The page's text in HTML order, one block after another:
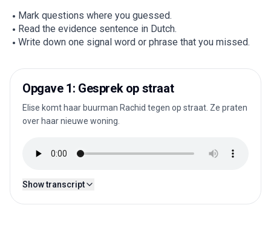
Mark questions where you guessed.
Read the evidence sentence in Dutch.
Write down one signal word or phrase that you missed.
Opgave 1: Gesprek op straat
Elise komt haar buurman Rachid tegen op straat. Ze praten
over haar nieuwe woning.
Show transcript